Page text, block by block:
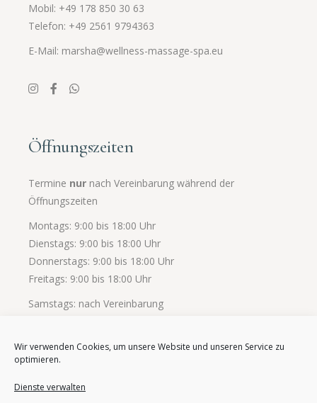
Wir verwenden Cookies, um unsere Website und unseren Service zu
optimieren.
Dienste verwalten
Mobil: +49 178 850 30 63
Telefon: +49 2561 9794363
E-Mail: marsha@wellness-massage-spa.eu
Öffnungszeiten
Termine nur nach Vereinbarung während der
Öffnungszeiten
Montags: 9:00 bis 18:00 Uhr
Dienstags: 9:00 bis 18:00 Uhr
Donnerstags: 9:00 bis 18:00 Uhr
Freitags: 9:00 bis 18:00 Uhr
Samstags: nach Vereinbarung